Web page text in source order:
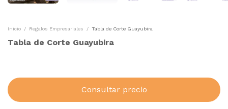
Inicio / Regalos Empresariales / Tabla de Corte Guayubira
Tabla de Corte Guayubira